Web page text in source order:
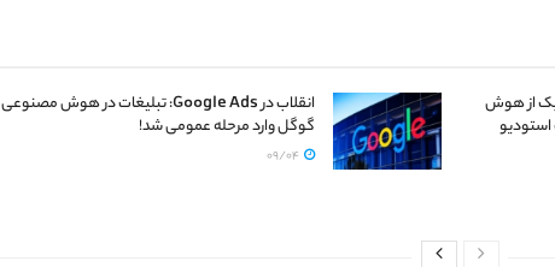
از هوش
انقلاب در Google Ads: تبلیغات در هوش مصنوعی
گوگل وارد مرحله عمومی شد!